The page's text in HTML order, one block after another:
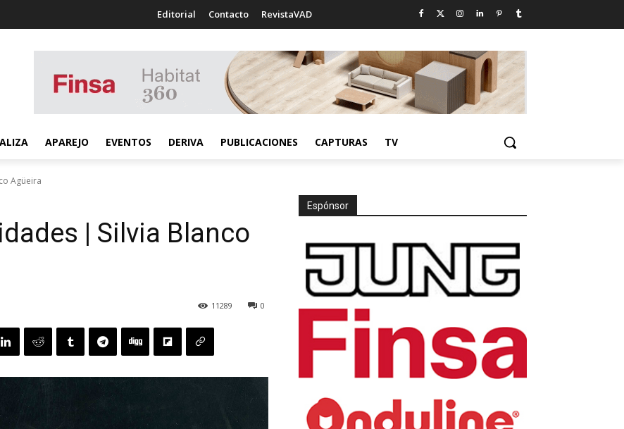
Editorial Contacto RevistaVAD
APAREJO EVENTOS DERIVA PUBLICACIONES CAPTURAS TV
Agüeira
| Silvia Blanco
0
11289
Espónsor